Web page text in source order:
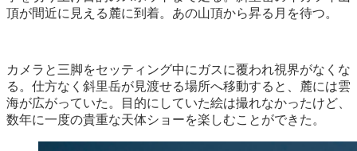
頂が間近に見える麓に到着。あの山頂から昇る月を待つ。
カメラと三脚をセッティング中にガスに覆われ視界がなくな
る。仕方なく斜里岳が見渡せる場所へ移動すると、麓には雲
海が広がっていた。目的にしていた絵は撮れなかったけど、
数年に一度の貴重な天体ショーを楽しむことができた。